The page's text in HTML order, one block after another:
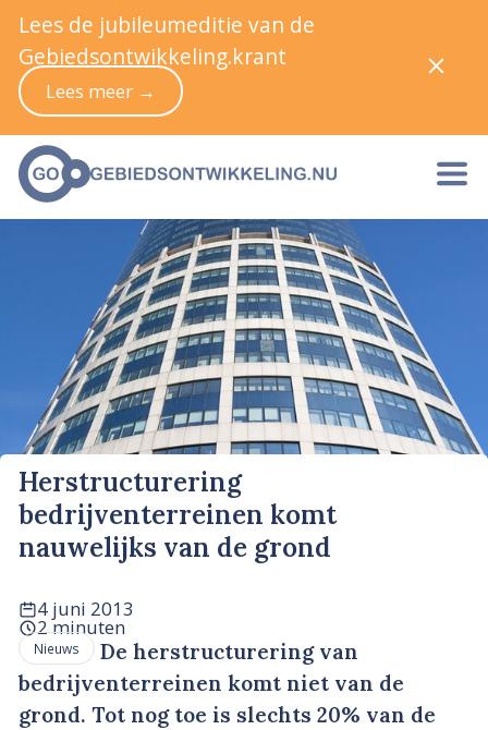
Herstructurering
bedrijventerreinen komt
nauwelijks van de grond
4 juni 2013
2 minuten
Nieuws
De herstructurering van
bedrijventerreinen komt niet van de
grond. Tot nog toe is slechts 20% van de
Lees de jubileumeditie van de
Gebiedsontwikkeling.krant
Lees meer →